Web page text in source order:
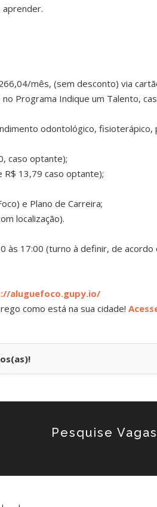
aprender.
mês, (sem desconto) via
Programa Indique um Talento,
odontológico,
caso optante);
R$ 13,79 caso optante);
e Plano de Carreira;
localização).
às 17:00 (turno à definir, de
aluguefoco.gupy.io/
como está na sua cidade!
Pesquise Vagas